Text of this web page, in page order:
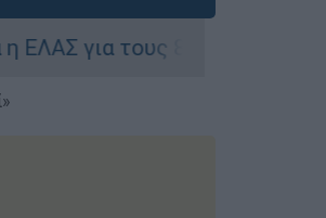
8 βιασμούς τουριστριών -